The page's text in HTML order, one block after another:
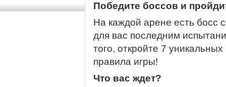
Победите боссов и
На каждой арене есть босс
для вас последним
того, откройте 7
правила игры!
Что вас ждет?